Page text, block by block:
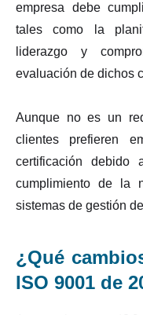
empresa debe
tales como la
liderazgo y
evaluación de dichos
Aunque no es un
clientes prefieren
certificación
cumplimiento de la
sistemas de gestión
¿Qué
ISO 9001 de